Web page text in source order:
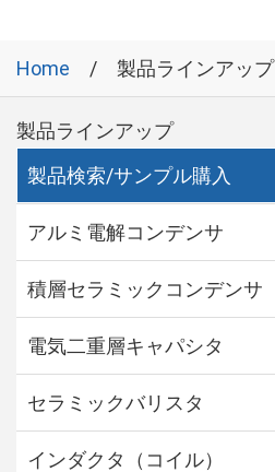
Home 製品ラインアップ
製品ラインアップ
製品検索/サンプル購入
アルミ電解コンデンサ
積層セラミックコンデンサ
電気二重層キャパシタ
セラミックバリスタ
インダクタ（コイル）